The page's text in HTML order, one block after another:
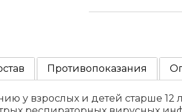
Противопоказания
у взрослых и детей старше 12